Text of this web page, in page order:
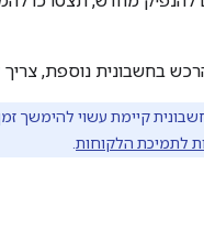
בחשבונית נוספת, צריך
לתמיכת הלקוחות